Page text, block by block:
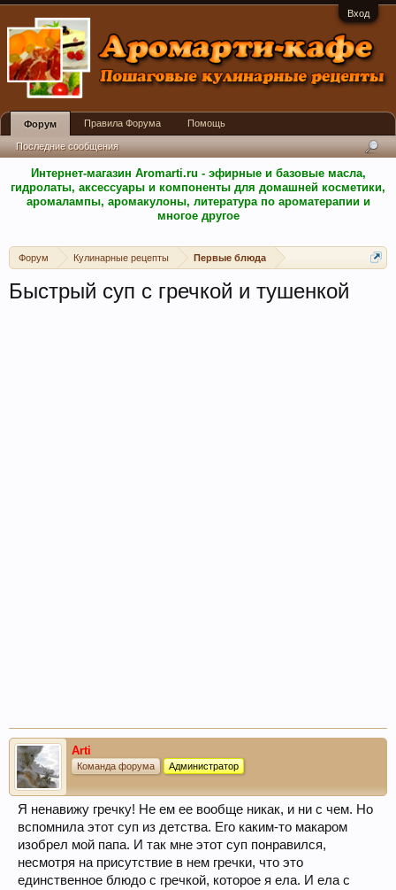
Вход
Интернет-магазин Aromarti.ru - эфирные и базовые масла,
гидролаты, аксессуары и компоненты для домашней косметики,
аромалампы, аромакулоны, литература по ароматерапии и
многое другое
Форум Кулинарные рецепты Первые блюда
Быстрый суп с гречкой и тушенкой
Arti
Команда форума Администратор
Я ненавижу гречку! Не ем ее вообще никак, и ни с чем. Но
вспомнила этот суп из детства. Его каким-то макаром
изобрел мой папа. И так мне этот суп понравился,
несмотря на присутствие в нем гречки, что это
единственное блюдо с гречкой, которое я ела. И ела с
Форум
Последние сообщения
Правила Форума Помощь